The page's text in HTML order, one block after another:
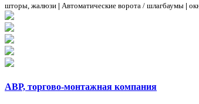
шторы, жалюзи | Автоматические ворота / шлагбаумы |
АВР, торгово-монтажная компания